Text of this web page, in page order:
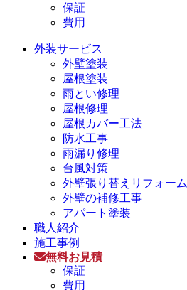
保証
費用
外装サービス
外壁塗装
屋根塗装
雨とい修理
屋根修理
屋根カバー工法
防水工事
雨漏り修理
台風対策
外壁張り替えリフォーム
外壁の補修工事
アパート塗装
職人紹介
施工事例
無料お見積
保証
費用